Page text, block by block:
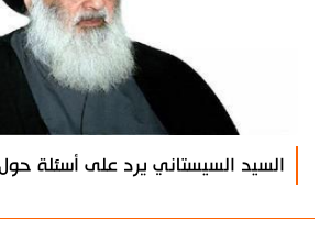
السيد السيستاني يرد على أسئلة حول